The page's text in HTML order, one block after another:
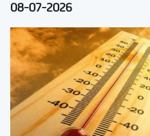
08-07-2026